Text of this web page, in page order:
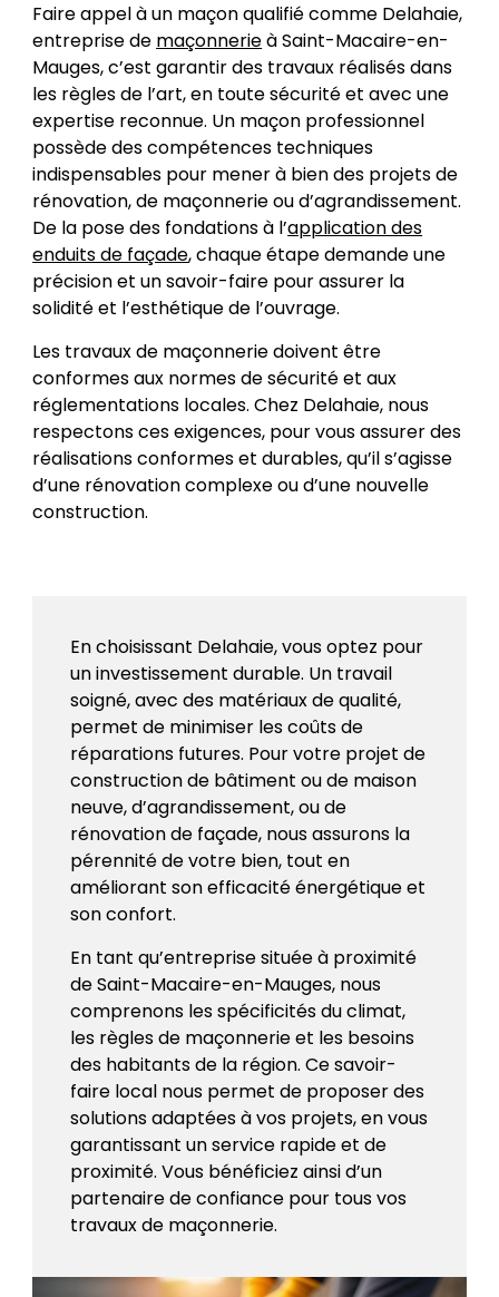
Faire appel à un maçon qualifié comme Delahaie,
entreprise de maçonnerieà Saint-Macaire-en-
Mauges, c’est garantir des travaux réalisés dans
les règles de l’art, en toute sécurité et avec une
expertise reconnue. Un maçon professionnel
possède des compétences techniques
indispensables pour mener à bien des projets de
rénovation, de maçonnerie ou d’agrandissement.
De la pose des fondations à l’application des
enduits de façade, chaque étape demande une
précision et un savoir-faire pour assurer la
solidité et l’esthétique de l’ouvrage.
Les travaux de maçonnerie doivent être
conformes aux normes de sécurité et aux
réglementations locales. Chez Delahaie, nous
respectons ces exigences, pour vous assurer des
réalisations conformes et durables, qu’il s’agisse
d’une rénovation complexe ou d’une nouvelle
construction.
En choisissant Delahaie, vous optez pour
un investissement durable. Un travail
soigné, avec des matériaux de qualité,
permet de minimiser les coûts de
réparations futures. Pour votre projet de
construction de bâtiment ou de maison
neuve, d’agrandissement, ou de
rénovation de façade, nous assurons la
pérennité de votre bien, tout en
améliorant son efficacité énergétique et
son confort.
En tant qu’entreprise située à proximité
de Saint-Macaire-en-Mauges, nous
comprenons les spécificités du climat,
les règles de maçonnerie et les besoins
des habitants de la région. Ce savoir-
faire local nous permet de proposer des
solutions adaptées à vos projets, en vous
garantissant un service rapide et de
proximité. Vous bénéficiez ainsi d’un
partenaire de confiance pour tous vos
travaux de maçonnerie.